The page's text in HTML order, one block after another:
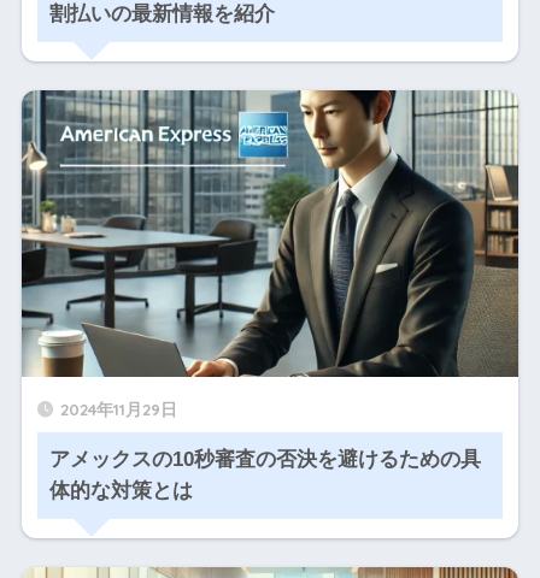
割払いの最新情報を紹介
2024年11月29日
アメックスの10秒審査の否決を避けるための具
体的な対策とは